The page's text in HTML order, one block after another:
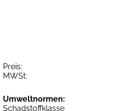
Preis:
MWSt:
Umweltnormen:
Schadstoffklasse